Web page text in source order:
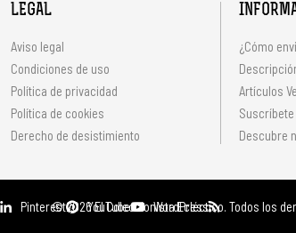
LEGAL
Aviso legal
Condiciones de uso
Política de privacidad
Política de cookies
Derecho de desistimiento
¿Cómo
Artículos
Descubre
Pinterest YouTube WordPress
© 2026 El Coleccionista Ecléctico. Todos los